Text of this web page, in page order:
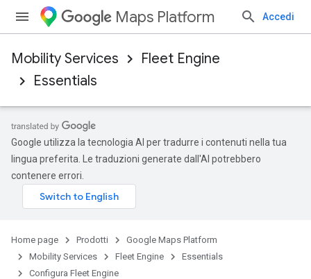
Maps Platform Accedi
Mobility Services
Fleet Engine
Essentials
Google utilizza la tecnologia AI per tradurre i contenuti nella tua
lingua preferita. Le traduzioni generate dall'AI potrebbero
contenere errori.
Home page Prodotti
Google Maps Platform
Mobility Services
Fleet Engine
Essentials
Configura Fleet Engine